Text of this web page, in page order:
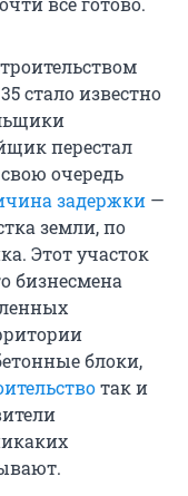
стало известно
перестал
очередь
задержки —
земли, по
Этот участок
бизнесмена
блоки,
так и